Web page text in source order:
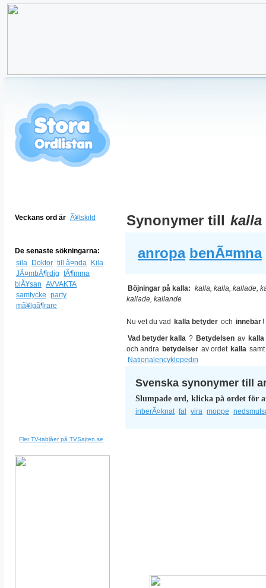
Veckans ord är Ã¥tskild
De senaste sökningarna:
sila
Doktor till ã¤nda
Kila
JÃ¤mbÃ¶rdig tÃ¶mma
blÃ¥san AVVAKTA
samtycke party
mã¥lgã¶rare
Fler TV-tablåer på TVSajten.se
Synonymer till kalla
anropa benÃ¤mna
Böjningar på kalla: kalla, kalla, kallade,
kallade, kallande
Nu vet du vad kalla betyder och innebär !
Vad betyder kalla ? Betydelsen av kalla
och andra betydelser av ordet kalla
Nationalencyklopedin
Svenska synonymer till
Slumpade ord, klicka på ordet för
inberÃ¤knat fal vira moppe